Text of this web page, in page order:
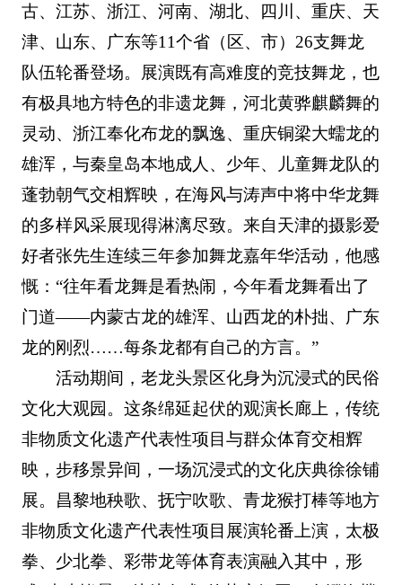
古、江苏、浙江、河南、湖北、四川、重庆、天
津、山东、广东等11个省（区、市）26支舞龙
队伍轮番登场。展演既有高难度的竞技舞龙，也
有极具地方特色的非遗龙舞，河北黄骅麒麟舞的
灵动、浙江奉化布龙的飘逸、重庆铜梁大蠕龙的
雄浑，与秦皇岛本地成人、少年、儿童舞龙队的
蓬勃朝气交相辉映，在海风与涛声中将中华龙舞
的多样风采展现得淋漓尽致。来自天津的摄影爱
好者张先生连续三年参加舞龙嘉年华活动，他感
慨：“往年看龙舞是看热闹，今年看龙舞看出了
门道——内蒙古龙的雄浑、山西龙的朴拙、广东
龙的刚烈……每条龙都有自己的方言。”
活动期间，老龙头景区化身为沉浸式的民俗
文化大观园。这条绵延起伏的观演长廊上，传统
非物质文化遗产代表性项目与群众体育交相辉
映，步移景异间，一场沉浸式的文化庆典徐徐铺
展。昌黎地秧歌、抚宁吹歌、青龙猴打棒等地方
非物质文化遗产代表性项目展演轮番上演，太极
拳、少北拳、彩带龙等体育表演融入其中，形